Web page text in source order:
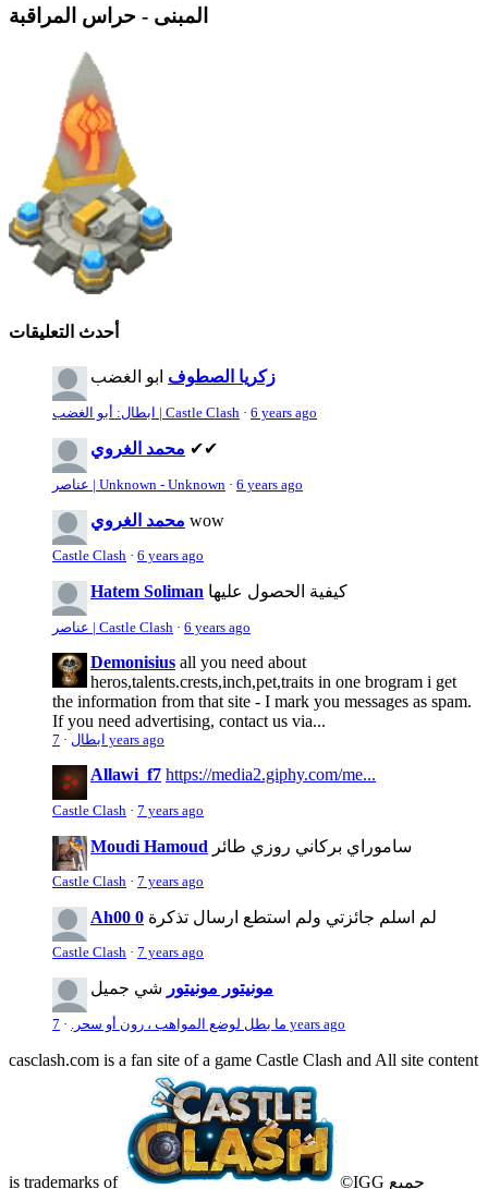
المبنى - حراس المراقبة
أحدث التعليقات
زكريا الصطوف ابو الغضب
ابطال: أبو الغضب | Castle Clash · 6 years ago
محمد الغروي ✔✔
عناصر | Unknown - Unknown · 6 years ago
محمد الغروي wow
Castle Clash · 6 years ago
Hatem Soliman كيفية الحصول عليها
عناصر | Castle Clash · 6 years ago
Demonisius all you need about
heros,talents.crests,inch,pet,traits in one brogram i get
the information from that site - I mark you messages as spam.
If you need advertising, contact us via...
ابطال · 7 years ago
Allawi_f7 https://media2.giphy.com/me...
Castle Clash · 7 years ago
Moudi Hamoud ساموراي بركاني روزي طائر
Castle Clash · 7 years ago
Ah00 0 لم اسلم جائزتي ولم استطع ارسال تذكرة
Castle Clash · 7 years ago
مونيتور مونيتور شي جميل
ما بطل لوضع المواهب ، رون أو سحر. · 7 years ago
casclash.com is a fan site of a game Castle Clash and All site content
is trademarks of ©IGG جميع